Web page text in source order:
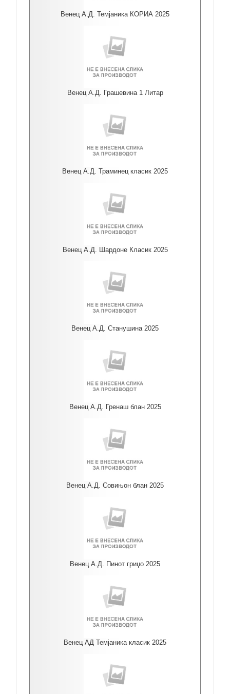
Венец А.Д. Темјаника КОРИА 2025
Венец А.Д. Грашевина 1 Литар
Венец А.Д. Траминец класик 2025
Венец А.Д. Шардоне Класик 2025
Венец А.Д. Станушина 2025
Венец А.Д. Гренаш блан 2025
Венец А.Д. Совињон блан 2025
Венец А.Д. Пинот гриџо 2025
Венец АД Темјаника класик 2025